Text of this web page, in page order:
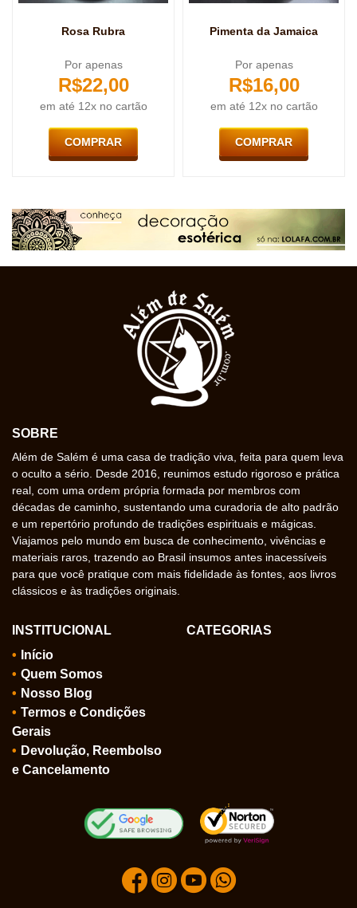
Rosa Rubra
Por apenas
R$22,00
em até 12x no cartão
COMPRAR
Pimenta da Jamaica
Por apenas
R$16,00
em até 12x no cartão
COMPRAR
SOBRE
Além de Salém é uma casa de tradição viva, feita para quem leva
o oculto a sério. Desde 2016, reunimos estudo rigoroso e prática
real, com uma ordem própria formada por membros com
décadas de caminho, sustentando uma curadoria de alto padrão
e um repertório profundo de tradições espirituais e mágicas.
Viajamos pelo mundo em busca de conhecimento, vivências e
materiais raros, trazendo ao Brasil insumos antes inacessíveis
para que você pratique com mais fidelidade às fontes, aos livros
clássicos e às tradições originais.
INSTITUCIONAL
Início
Quem Somos
Nosso Blog
Termos e Condições
Gerais
Devolução, Reembolso
e Cancelamento
CATEGORIAS